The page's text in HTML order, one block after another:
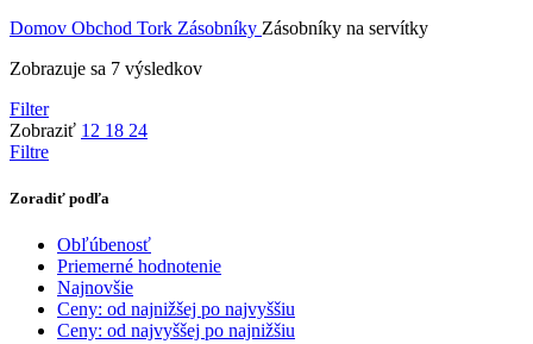
Domov Obchod Tork Zásobníky Zásobníky na servítky
Zobrazuje sa 7 výsledkov
Filter
Zobraziť 12 18 24
Filtre
Zoradiť podľa
Obľúbenosť
Priemerné hodnotenie
Najnovšie
Ceny: od najnižšej po najvyššiu
Ceny: od najvyššej po najnižšiu